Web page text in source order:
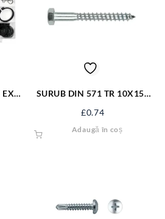
SURUB DIN 571 TR 10X150
£0.74
Adaugă în coș